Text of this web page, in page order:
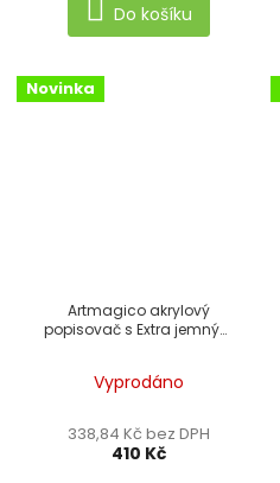
Do košíku
Novinka
Artmagico akrylový
popisovač s Extra jemným
Vyprodáno
338,84 Kč bez DPH
410 Kč